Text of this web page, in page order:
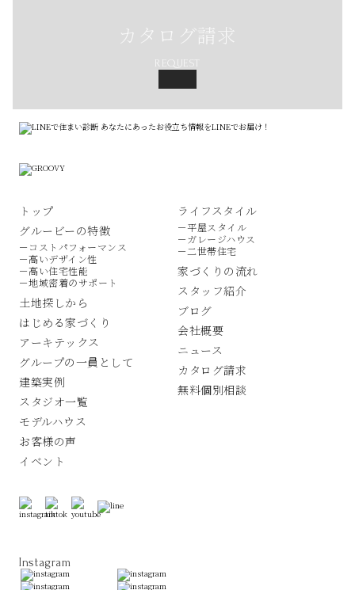
カタログ請求
REQUEST
トップ
グルービーの特徴
－コストパフォーマンス
－高いデザイン性
－高い住宅性能
－地域密着のサポート
土地探しから
はじめる家づくり
アーキテックス
グループの一員として
建築実例
スタジオ一覧
モデルハウス
お客様の声
イベント
ライフスタイル
－平屋スタイル
－ガレージハウス
－二世帯住宅
家づくりの流れ
スタッフ紹介
ブログ
会社概要
ニュース
カタログ請求
無料個別相談
Instagram